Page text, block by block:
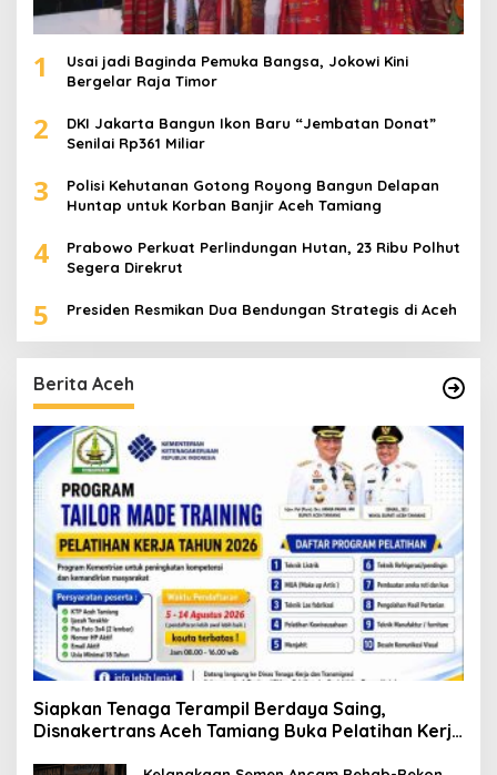
1
Usai jadi Baginda Pemuka Bangsa, Jokowi Kini
Bergelar Raja Timor
2
DKI Jakarta Bangun Ikon Baru “Jembatan Donat”
Senilai Rp361 Miliar
3
Polisi Kehutanan Gotong Royong Bangun Delapan
Huntap untuk Korban Banjir Aceh Tamiang
4
Prabowo Perkuat Perlindungan Hutan, 23 Ribu Polhut
Segera Direkrut
5 Presiden Resmikan Dua Bendungan Strategis di Aceh
Berita Aceh
Siapkan Tenaga Terampil Berdaya Saing,
Disnakertrans Aceh Tamiang Buka Pelatihan Kerja